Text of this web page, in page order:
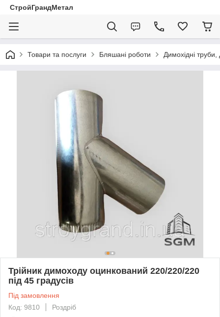
СтройГрандМетал
Товари та послуги Бляшані роботи Димохідні труби,
Трійник димоходу оцинкований 220/220/220
під 45 градусів
Під замовлення
Код: 9810
Роздріб